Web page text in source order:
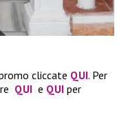
cliccate QUI. Per
QUI e QUI per